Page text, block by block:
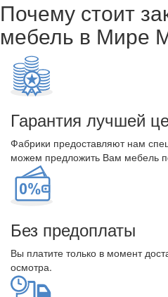
Почему стоит
мебель в Мире
Гарантия лучшей
Фабрики предоставляют нам
можем предложить Вам мебель
Без предоплаты
Вы платите только в момент
осмотра.